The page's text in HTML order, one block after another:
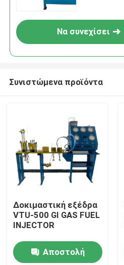
Προϊόντα
Βίντεο
Να συνεχίσει
Συνιστώμενα προϊόντα
Δοκιμαστική εξέδρα
VTU-500 GI GAS FUEL
INJECTOR
Αποστολή